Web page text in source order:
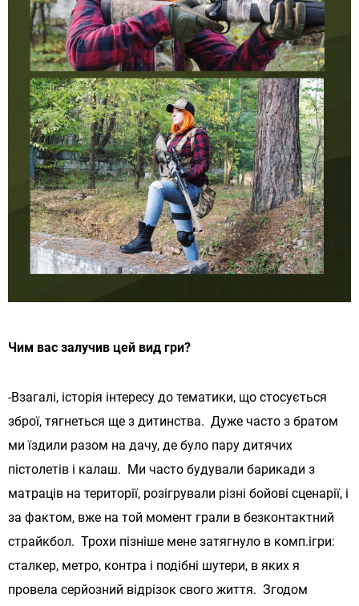
Чим вас залучив цей вид гри?
-Взагалі, історія інтересу до тематики, що стосується
зброї, тягнеться ще з дитинства. Дуже часто з братом
ми їздили разом на дачу, де було пару дитячих
пістолетів і калаш. Ми часто будували барикади з
матраців на території, розігрували різні бойові сценарії, і
за фактом, вже на той момент грали в безконтактний
страйкбол. Трохи пізніше мене затягнуло в комп.ігри:
сталкер, метро, ​​контра і подібні шутери, в яких я
провела серйозний відрізок свого життя. Згодом